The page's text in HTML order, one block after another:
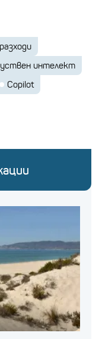
разходи
интелект
Copilot